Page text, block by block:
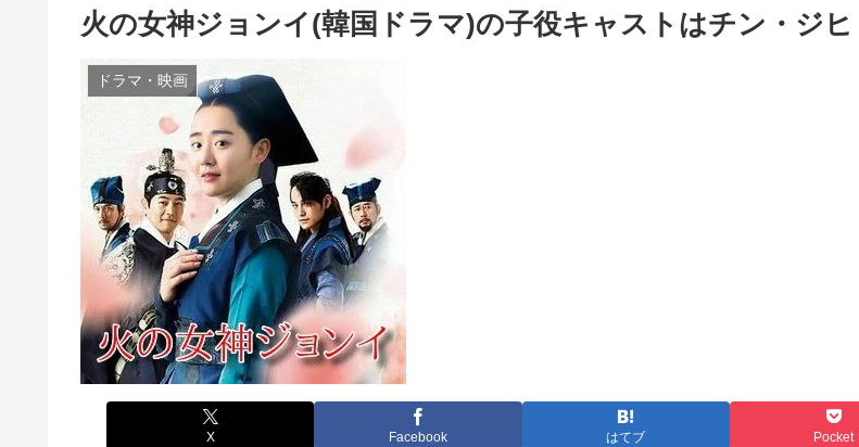
火の女神ジョンイ(韓国ドラマ)の子役キャストはチン・ジ
ドラマ・映画
X Facebook はてブ Pocket